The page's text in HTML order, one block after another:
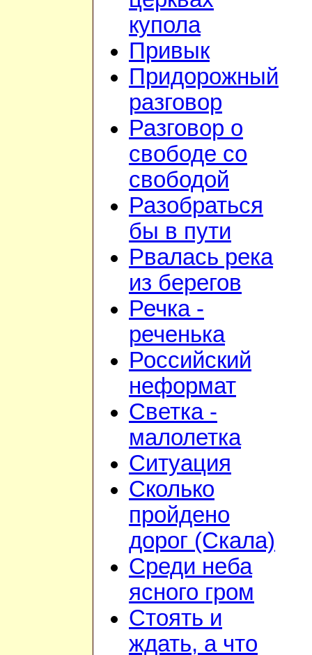
купола
Привык
Придорожный
разговор
Разговор о
свободе со
свободой
Разобраться
бы в пути
Рвалась река
из берегов
Речка -
реченька
Российский
неформат
Светка -
малолетка
Ситуация
Сколько
пройдено
дорог (Скала)
Среди неба
ясного гром
Стоять и
ждать, а что